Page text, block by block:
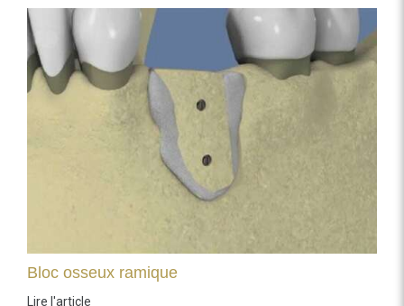
Bloc osseux ramique
Lire l'article